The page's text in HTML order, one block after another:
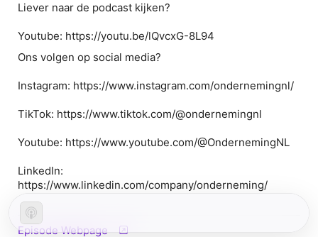
Liever naar de podcast kijken?
Youtube: https://youtu.be/lQvcxG-8L94
Ons volgen op social media?
Instagram: https://www.instagram.com/ondernemingnl/
TikTok: https://www.tiktok.com/@ondernemingnl
Youtube: https://www.youtube.com/@OndernemingNL
LinkedIn:
https://www.linkedin.com/company/onderneming/
Episode Webpage